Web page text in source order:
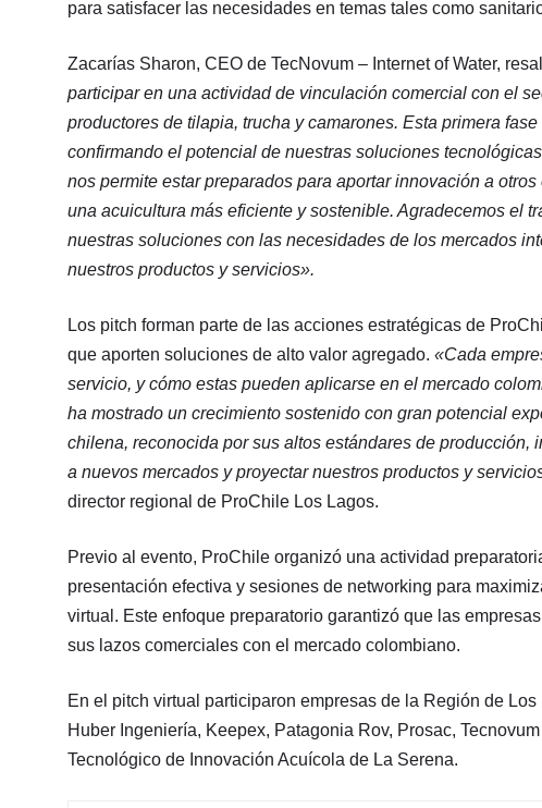
para satisfacer las necesidades en temas tales como
Zacarías Sharon, CEO de TecNovum – Internet of Water,
participar en una actividad de vinculación comercial con el
productores de tilapia, trucha y camarones. Esta primera
confirmando el potencial de nuestras soluciones
nos permite estar preparados para aportar innovación a
una acuicultura más eficiente y sostenible. Agradecemos el
nuestras soluciones con las necesidades de los mercados
nuestros productos y servicios».
Los pitch forman parte de las acciones estratégicas de
que aporten soluciones de alto valor agregado. «Cada
servicio, y cómo estas pueden aplicarse en el mercado
ha mostrado un crecimiento sostenido con gran potencial
chilena, reconocida por sus altos estándares de
a nuevos mercados y proyectar nuestros productos y
director regional de ProChile Los Lagos.
Previo al evento, ProChile organizó una actividad
presentación efectiva y sesiones de networking para
virtual. Este enfoque preparatorio garantizó que las
sus lazos comerciales con el mercado colombiano.
En el pitch virtual participaron empresas de la Región de
Huber Ingeniería, Keepex, Patagonia Rov, Prosac,
Tecnológico de Innovación Acuícola de La Serena.